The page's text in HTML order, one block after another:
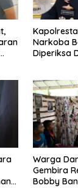
Narkoba
Diperiksa
Warga
Gembira
Bobby